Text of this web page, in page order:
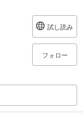
試し読み
フォロー